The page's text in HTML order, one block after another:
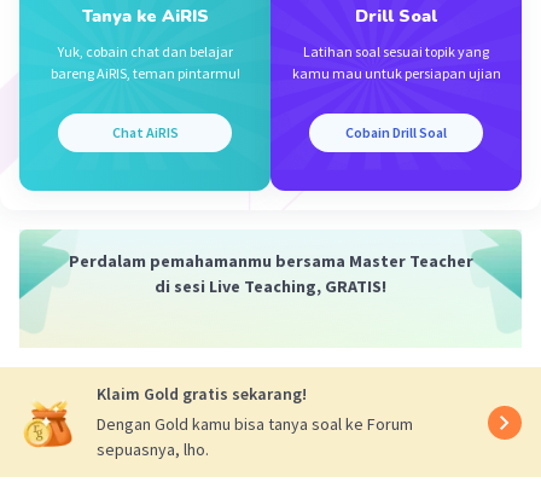
Beri Rating·0.0(0 Balas
Iklan
Tanya ke AiRIS
Yuk, cobain chat dan belajar
bareng AiRIS, teman pintarmu!
Chat AiRIS
Drill Soal
Latihan soal sesuai topik yang
kamu mau untuk persiapan ujian
Cobain Drill Soal
Perdalam pemahamanmu bersama Master Teacher
di sesi Live Teaching, GRATIS!
Klaim Gold gratis sekarang!
Dengan Gold kamu bisa tanya soal ke Forum
sepuasnya, lho.